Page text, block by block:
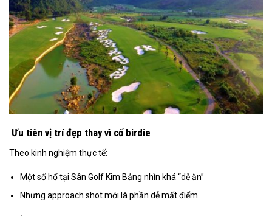
Ưu tiên vị trí đẹp thay vì cố birdie
Theo kinh nghiệm thực tế:
Một số hố tại Sân Golf Kim Bảng nhìn khá “dễ ăn”
Nhưng approach shot mới là phần dễ mất điểm